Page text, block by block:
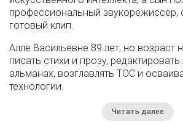
профессиональный звукорежиссёр,
готовый клип.
Алле Васильевне 89 лет, но возраст
писать стихи и прозу,
альманах, возглавлять ТОС и
технологии.
Читать далее